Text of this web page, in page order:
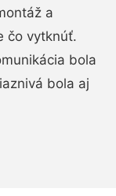
a
čo vytknúť.
bola
bola aj